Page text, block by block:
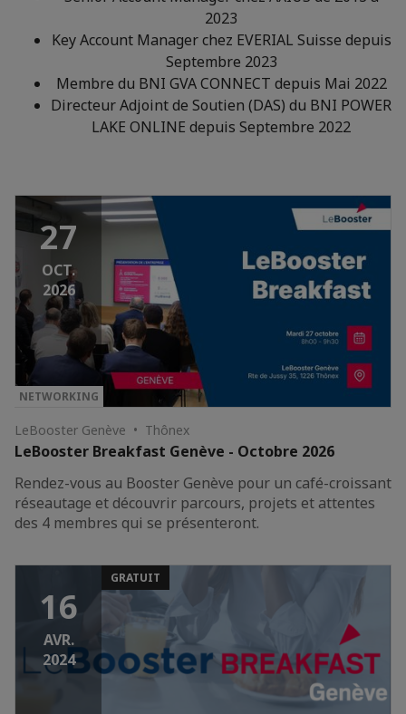
2023
Key Account Manager chez EVERIAL Suisse depuis
Septembre 2023
Membre du BNI GVA CONNECT depuis Mai 2022
Directeur Adjoint de Soutien (DAS) du BNI POWER
LAKE ONLINE depuis Septembre 2022
27
OCT.
2026
NETWORKING
LeBooster Genève • Thônex
LeBooster Breakfast Genève - Octobre 2026
Rendez-vous au Booster Genève pour un café-croissant
réseautage et découvrir parcours, projets et attentes
des 4 membres qui se présenteront.
16
AVR.
2024
GRATUIT